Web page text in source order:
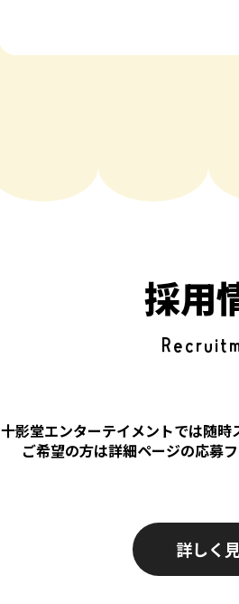
採用
十影堂エンターテイメントでは随時
ご希望の方は詳細ページの応募
詳しく